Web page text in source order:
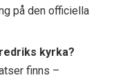
på den officiella
kyrka?
finns –